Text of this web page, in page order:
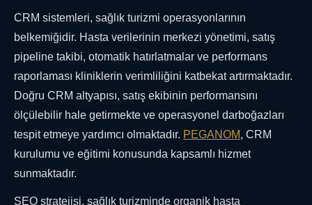
CRM sistemleri, sağlık turizmi operasyonlarının
belkemiğidir. Hasta verilerinin merkezi yönetimi, satış
pipeline takibi, otomatik hatırlatmalar ve performans
raporlaması kliniklerin verimliliğini katbekat artırmaktadır.
Doğru CRM altyapısı, satış ekibinin performansını
ölçülebilir hale getirmekte ve operasyonel darboğazları
tespit etmeye yardımcı olmaktadır. PEGANOM, CRM
kurulumu ve eğitimi konusunda kapsamlı hizmet
sunmaktadır.
SEO stratejisi, sağlık turizminde organik hasta